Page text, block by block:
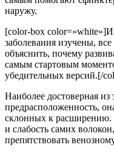
наружу.
[color-box
заболевания изучены,
объяснить, почему
самым стартовым
убедительных версий.[/
Наиболее достоверная из
предрасположенность,
склонных к расширению.
и слабость самих
препятствовать